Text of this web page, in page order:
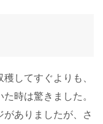
してすぐよりも、
時は驚きました。
ありましたが、さ